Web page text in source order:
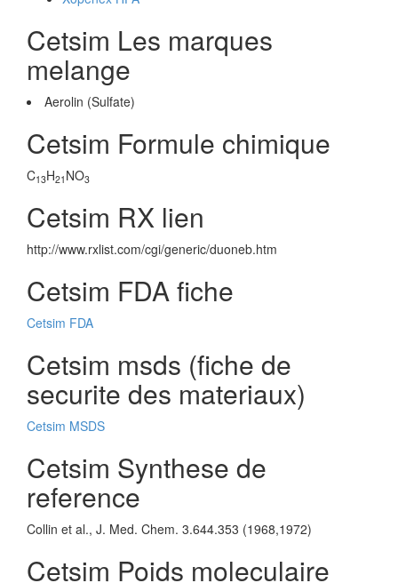
Cetsim Les marques
melange
Aerolin (Sulfate)
Cetsim Formule chimique
C13H21 NO3
Cetsim RX lien
http://www.rxlist.com/cgi/generic/duoneb.htm
Cetsim FDA fiche
Cetsim FDA
Cetsim msds (fiche de
securite des materiaux)
Cetsim MSDS
Cetsim Synthese de
reference
Collin et al., J. Med. Chem. 3.644.353 (1968,1972)
Cetsim Poids moleculaire